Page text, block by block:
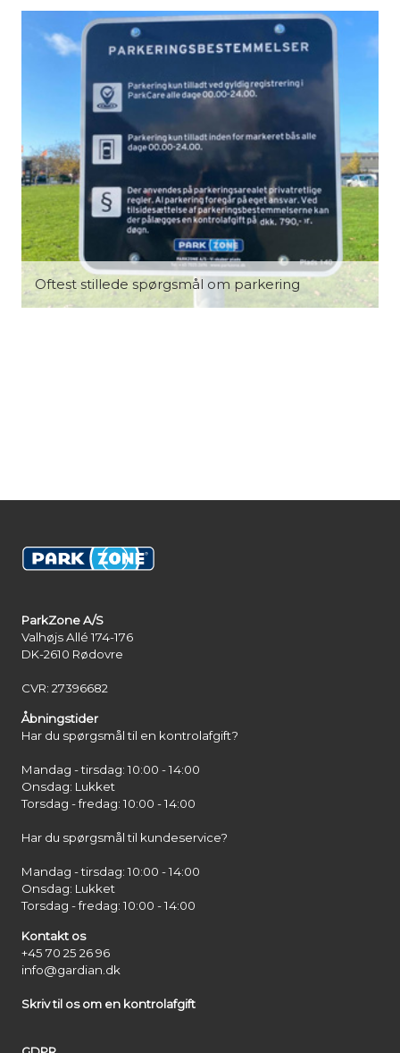
Oftest stillede spørgsmål om parkering
ParkZone A/S
Valhøjs Allé 174-176
DK-2610 Rødovre
CVR: 27396682
Åbningstider
Har du spørgsmål til en kontrolafgift?
Mandag - tirsdag: 10:00 - 14:00
Onsdag: Lukket
Torsdag - fredag: 10:00 - 14:00
Har du spørgsmål til kundeservice?
Mandag - tirsdag: 10:00 - 14:00
Onsdag: Lukket
Torsdag - fredag: 10:00 - 14:00
Kontakt os
+45 70 25 26 96
info@gardian.dk
Skriv til os om en kontrolafgift